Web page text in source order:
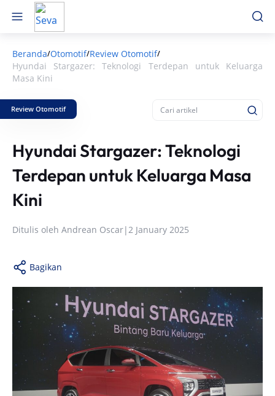
Beranda/Otomotif/Review Otomotif/
Hyundai Stargazer: Teknologi Terdepan untuk Keluarga
Masa Kini
Review Otomotif
Hyundai Stargazer: Teknologi
Terdepan untuk Keluarga Masa
Kini
Ditulis oleh Andrean Oscar|2 January 2025
Bagikan